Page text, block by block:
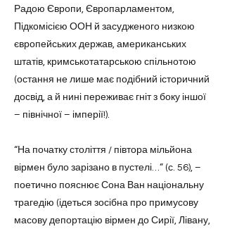
Радою Європи, Європарламентом,
Підкомісією ООН й засудженого низкою
європейських держав, американських
штатів, кримськотатарською спільнотою
(остання не лише має подібний історичний
досвід, а й нині переживає гніт з боку іншої
– північної – імперії!).
“На початку століття / півтора мільйона
вірмен було зарізано в пустелі…” (с. 56), –
поетично пояснює Сона Ван національну
трагедію (ідеться зосібна про примусову
масову депортацію вірмен до Сирії, Лівану,